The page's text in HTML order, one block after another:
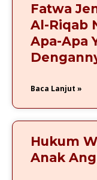
Fatwa
Al-Riqab
Apa-Apa
Baca Lanjut »
Hukum
Anak